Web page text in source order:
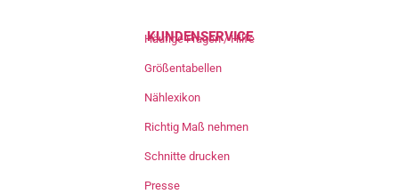
KUNDENSERVICE
Häufige Fragen / Hilfe
Größentabellen
Nählexikon
Richtig Maß nehmen
Schnitte drucken
Presse